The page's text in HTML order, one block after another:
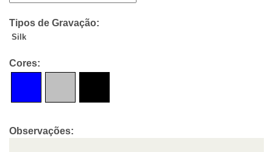
Tipos de Gravação:
Silk
Cores:
Observações: